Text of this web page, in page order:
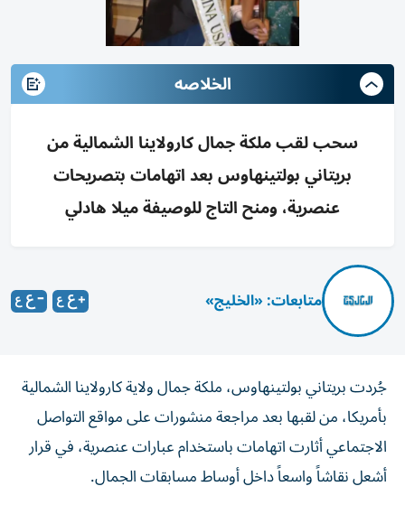
الخلاصه
سحب لقب ملكة جمال كارولاينا الشمالية من
بريتاني بولتينهاوس بعد اتهامات بتصريحات
عنصرية، ومنح التاج للوصيفة ميلا هادلي
متابعات: «الخليج»
جُردت بريتاني بولتينهاوس، ملكة جمال ولاية كارولاينا الشمالية
بأمريكا، من لقبها بعد مراجعة منشورات على مواقع التواصل
الاجتماعي أثارت اتهامات باستخدام عبارات عنصرية، في قرار
أشعل نقاشاً واسعاً داخل أوساط مسابقات الجمال.